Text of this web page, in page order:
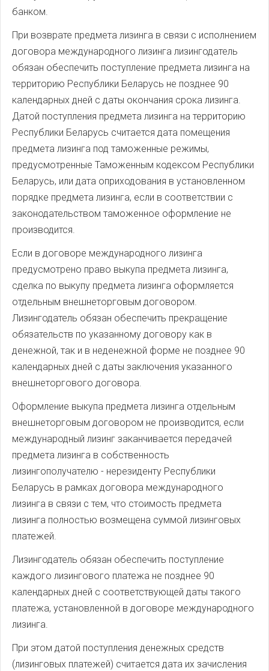
банком.
При возврате предмета лизинга в связи с исполнением
договора международного лизинга лизингодатель
обязан обеспечить поступление предмета лизинга на
территорию Республики Беларусь не позднее 90
календарных дней с даты окончания срока лизинга.
Датой поступления предмета лизинга на территорию
Республики Беларусь считается дата помещения
предмета лизинга под таможенные режимы,
предусмотренные Таможенным кодексом Республики
Беларусь, или дата оприходования в установленном
порядке предмета лизинга, если в соответствии с
законодательством таможенное оформление не
производится.
Если в договоре международного лизинга
предусмотрено право выкупа предмета лизинга,
сделка по выкупу предмета лизинга оформляется
отдельным внешнеторговым договором.
Лизингодатель обязан обеспечить прекращение
обязательств по указанному договору как в
денежной, так и в неденежной форме не позднее 90
календарных дней с даты заключения указанного
внешнеторгового договора.
Оформление выкупа предмета лизинга отдельным
внешнеторговым договором не производится, если
международный лизинг заканчивается передачей
предмета лизинга в собственность
лизингополучателю - нерезиденту Республики
Беларусь в рамках договора международного
лизинга в связи с тем, что стоимость предмета
лизинга полностью возмещена суммой лизинговых
платежей.
Лизингодатель обязан обеспечить поступление
каждого лизингового платежа не позднее 90
календарных дней с соответствующей даты такого
платежа, установленной в договоре международного
лизинга.
При этом датой поступления денежных средств
(лизинговых платежей) считается дата их зачисления